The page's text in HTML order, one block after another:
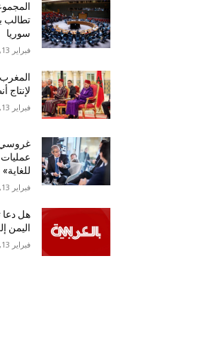
تطالب
سوريا
فبراير 13, 2026
لإنتاج
فبراير 13, 2026
غروسي:
للغاية»
فبراير 13, 2026
هل دعا
اليمن
فبراير 13, 2026